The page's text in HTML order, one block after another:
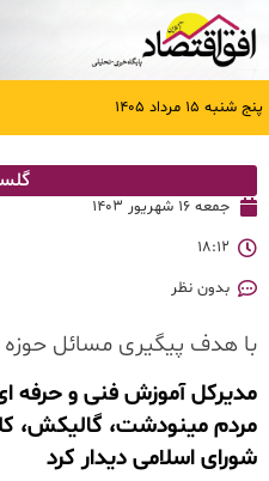
پنج شنبه ۱۵ مرداد ۱۴۰۵
جمعه ۱۶ شهریور ۱۴۰۳
۱۸:۱۲
بدون نظر
با هدف پیگیری مسائل
مدیرکل آموزش فنی و حرفه
مردم مینودشت، گالیکش،
شورای اسلامی دیدار کرد